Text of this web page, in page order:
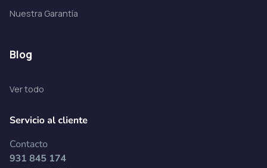
Nuestra Garantía
blog
Ver todo